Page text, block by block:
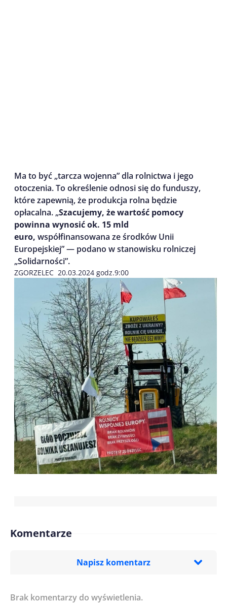
Ma to być „tarcza wojenna” dla rolnictwa i jego
otoczenia. To określenie odnosi się do funduszy,
które zapewnią, że produkcja rolna będzie
opłacalna. „Szacujemy, że wartość pomocy
powinna wynosić ok. 15 mld
euro, współfinansowana ze środków Unii
Europejskiej” — podano w stanowisku rolniczej
„Solidarności”.
ZGORZELEC 20.03.2024 godz.9:00
Komentarze
Napisz komentarz
Imię/ Nick*
Brak komentarzy do wyświetlenia.